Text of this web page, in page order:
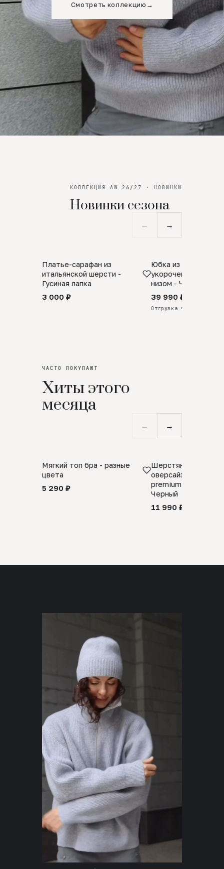
Смотреть коллекцию →
КОЛЛЕКЦИЯ AW 26/27 · НОВИНКИ
Новинки сезона
← →
SALE
Платье-сарафан из
итальянской шерсти -
Гусиная лапка
3 000 ₽
ПРЕДЗАКАЗ
Юбка из
укороченная с
низом - Черный
39 990 ₽
Отгрузка через 25 дней
ЧАСТО ПОКУПАЮТ
Хиты этого
месяца
← →
Мягкий топ бра - разные
цвета
5 290 ₽
Шерстяной свитер
оверсайз 100%
premium merino
Черный
11 990 ₽